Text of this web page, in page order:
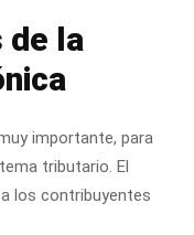
de la
importante, para
tributario. El
los contribuyentes